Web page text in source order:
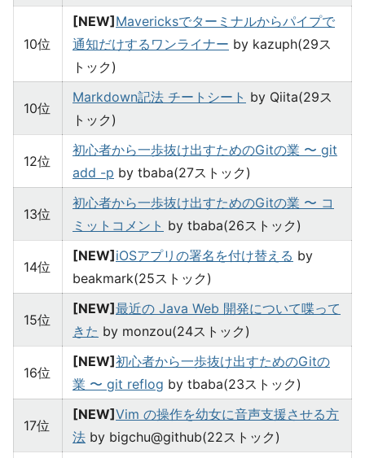
10位
[NEW] Mavericksでターミナルからパイプで
通知だけするワンライナー by kazuph(29ス
トック)
10位
Markdown記法 チートシート by Qiita(29ス
トック)
12位
初心者から一歩抜け出すためのGitの業 〜 git
add -p by tbaba(27ストック)
13位
初心者から一歩抜け出すためのGitの業 〜 コ
ミットコメント by tbaba(26ストック)
14位
[NEW] iOSアプリの署名を付け替える by
beakmark(25ストック)
15位
[NEW] 最近の Java Web 開発について喋って
きた by monzou(24ストック)
16位
[NEW] 初心者から一歩抜け出すためのGitの
業 〜 git reflog by tbaba(23ストック)
17位
[NEW] Vim の操作を幼女に音声支援させる方
法 by bigchu@github(22ストック)